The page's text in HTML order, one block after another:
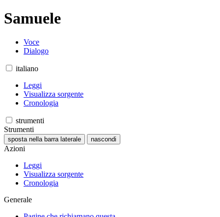
Samuele
Voce
Dialogo
italiano
Leggi
Visualizza sorgente
Cronologia
strumenti
Strumenti
sposta nella barra laterale nascondi
Azioni
Leggi
Visualizza sorgente
Cronologia
Generale